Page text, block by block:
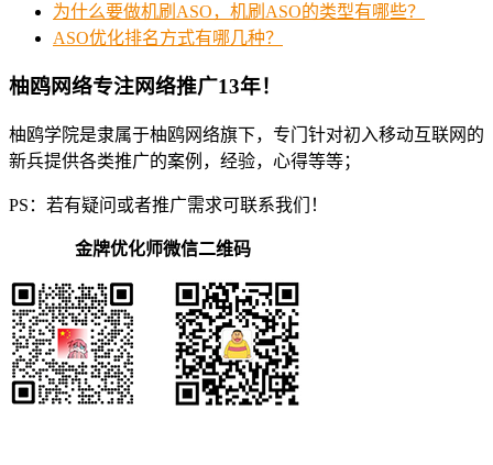
为什么要做机刷ASO，机刷ASO的类型有哪些？
ASO优化排名方式有哪几种？
柚鸥网络专注网络推广13年！
柚鸥学院是隶属于柚鸥网络旗下，专门针对初入移动互联网的
新兵提供各类推广的案例，经验，心得等等；
PS：若有疑问或者推广需求可联系我们！
金牌优化师微信二维码